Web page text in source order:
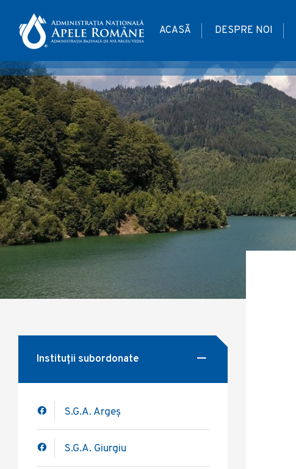
ACASĂ DESPRE NOI
Instituții subordonate
S.G.A. Argeș
S.G.A. Giurgiu